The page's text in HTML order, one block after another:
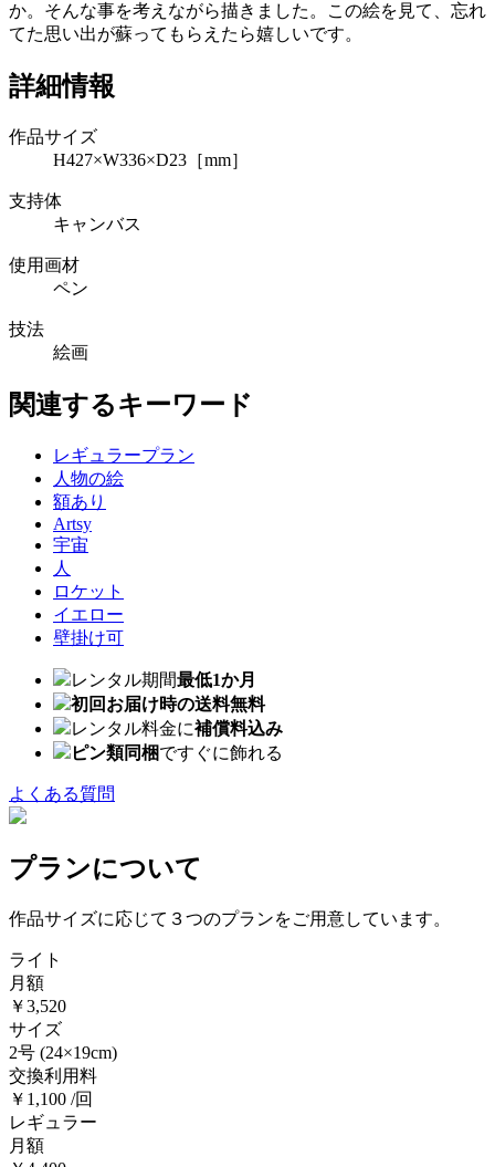
か。そんな事を考えながら描きました。この絵を見て、忘れ
てた思い出が蘇ってもらえたら嬉しいです。
詳細情報
作品サイズ
H427×W336×D23［mm］
支持体
キャンバス
使用画材
ペン
技法
絵画
関連するキーワード
レギュラープラン
人物の絵
額あり
Artsy
宇宙
人
ロケット
イエロー
壁掛け可
レンタル期間最低1か月
初回お届け時の送料無料
レンタル料金に補償料込み
ピン類同梱ですぐに飾れる
よくある質問
プランについて
作品サイズに応じて３つのプランをご用意しています。
ライト
月額
￥3,520
サイズ
2号 (24×19cm)
交換利用料
￥1,100 /回
レギュラー
月額